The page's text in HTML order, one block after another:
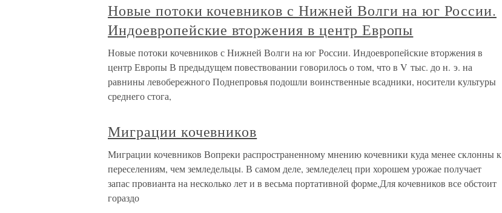
Новые потоки кочевников с Нижней Волги на юг России.
Индоевропейские вторжения в центр Европы
Новые потоки кочевников с Нижней Волги на юг России. Индоевропейские вторжения в
центр Европы В предыдущем повествовании говорилось о том, что в V тыс. до н. э. на
равнины левобережного Поднепровья подошли воинственные всадники, носители культуры
среднего стога,
Миграции кочевников
Миграции кочевников Вопреки распространенному мнению кочевники куда менее склонны к
переселениям, чем земледельцы. В самом деле, земледелец при хорошем урожае получает
запас провианта на несколько лет и в весьма портативной форме,Для кочевников все обстоит
гораздо